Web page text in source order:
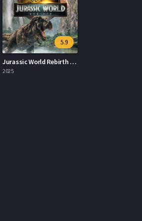
5.9
Jurassic World Rebirth İzle
2025